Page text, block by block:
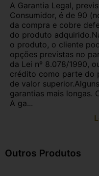
A Garantia Legal,
Consumidor, é de 90
da compra e cobre
do produto
o produto, o cliente
opções previstas no
da Lei nº 8.078/1990,
crédito como parte do
de valor
garantias mais longas.
A ga...
Outros Produtos